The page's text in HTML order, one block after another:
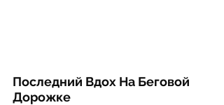
Последний Вдох На Беговой
Дорожке